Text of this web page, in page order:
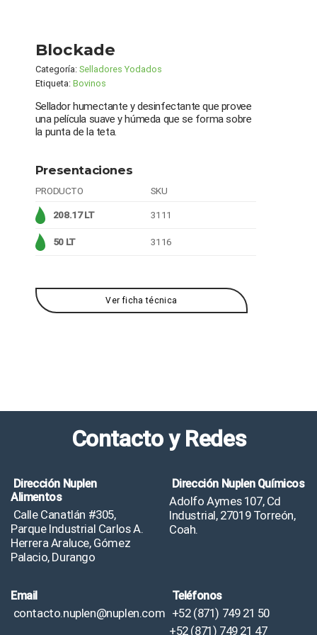
Blockade
Categoría: Selladores Yodados
Etiqueta: Bovinos
Sellador humectante y desinfectante que provee
una película suave y húmeda que se forma sobre
la punta de la teta.
Presentaciones
PRODUCTO SKU
208.17 LT 3111
50 LT 3116
Ver ficha técnica
Contacto y Redes
Dirección Nuplen
Alimentos
Calle Canatlán #305,
Parque Industrial Carlos A.
Herrera Araluce, Gómez
Palacio, Durango
Dirección Nuplen Químicos
Adolfo Aymes 107, Cd
Industrial, 27019 Torreón,
Coah.
Email
contacto.nuplen@nuplen.com
Teléfonos
+52 (871) 749 21 50
+52 (871) 749 21 47